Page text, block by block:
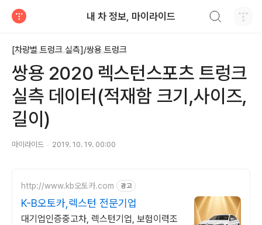
내 차 정보, 마이라이드
[차량별 트렁크 실측]/쌍용 트렁크
쌍용 2020 렉스턴스포츠 트렁크
실측 데이터(적재함 크기,사이즈,
길이)
마이라이드 2019. 10. 19. 00:00
http://www.kb오토카.com 광고
K-B오토카,렉스턴 전문기업
대기업인증중고차, 렉스턴기업, 보험이력조